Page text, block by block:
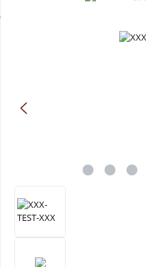
Bildergalerie überspringen